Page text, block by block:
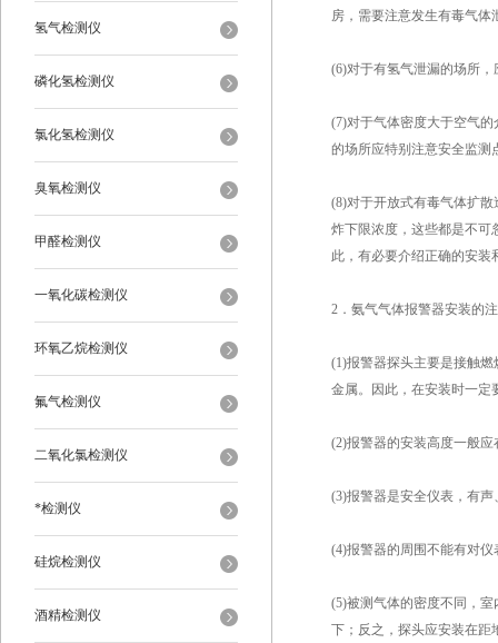
氢气检测仪
磷化氢检测仪
氯化氢检测仪
臭氧检测仪
甲醛检测仪
一氧化碳检测仪
环氧乙烷检测仪
氟气检测仪
二氧化氯检测仪
*检测仪
硅烷检测仪
酒精检测仪
房，需要注意发生有毒气
(6)对于有氢气泄漏的场所
(7)对于气体密度大于空气
的场所应特别注意安全监测
(8)对于开放式有毒气体扩
炸下限浓度，这些都是不
此，有必要介绍正确的安装
2．氨气气体报警器安装的
(1)报警器探头主要是接触
金属。因此，在安装时一定
(2)报警器的安装高度一般
(3)报警器是安全仪表，有
(4)报警器的周围不能有对
(5)被测气体的密度不同，
下；反之，探头应安装在距